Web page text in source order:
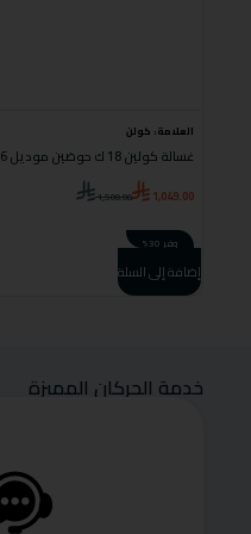
العلامة: كولن
غسالة كولين 18 ك حوضين موديل 809101006
1,500.00 1,049.00
وفر 30%
إضافة إلى السلة
خدمة الحركان المميزة